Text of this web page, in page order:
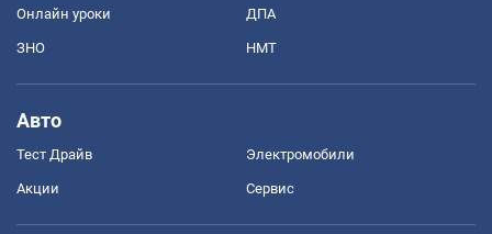
Онлайн уроки ДПА
ЗНО НМТ
Авто
Тест Драйв Электромобили
Акции Сервис